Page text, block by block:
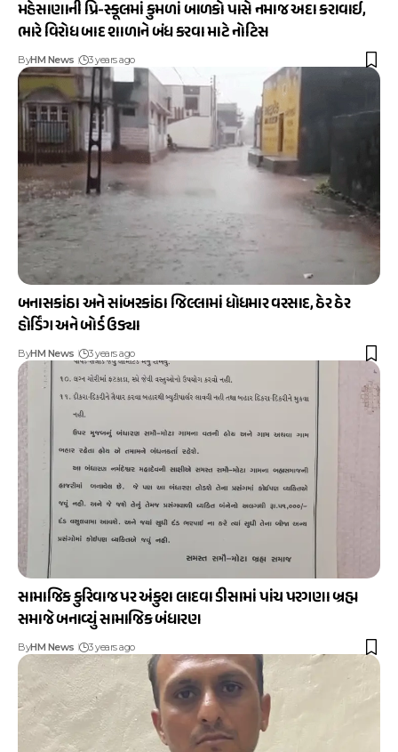
મહેસાણાની પ્રિ-સ્કૂલમાં કુમળાં બાળકો પાસે નમાજ અદા કરાવાઈ,
ભારે વિરોધ બાદ શાળાને બંધ કરવા માટે નોટિસ
ByHM News 3 years ago
બનાસકાંઠા અને સાંબરકાંઠા જિલ્લામાં ધોધમાર વરસાદ, ઠેર ઠેર
હોર્ડિંગ અને બોર્ડ ઉડ્યા
ByHM News 3 years ago
સામાજિક કુરિવાજ પર અંકુશ લાદવા ડીસામાં પાંચ પરગણા બ્રહ્મ
સમાજે બનાવ્યું સામાજિક બંધારણ
ByHM News 3 years ago